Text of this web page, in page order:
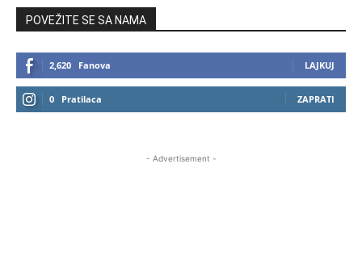
POVEŽITE SE SA NAMA
2,620 Fanova LAJKUJ
0 Pratilaca ZAPRATI
- Advertisement -